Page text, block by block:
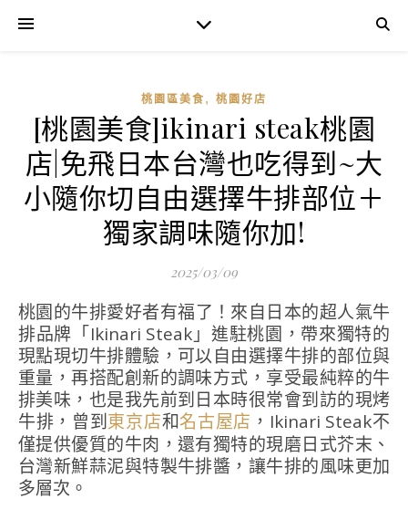
桃園區美食 , 桃園好店
[桃園美食]ikinari steak桃園
店|免飛日本台灣也吃得到~大
小隨你切自由選擇牛排部位＋
獨家調味隨你加!
2025/03/09
桃園的牛排愛好者有福了！來自日本的超人氣牛
排品牌「Ikinari Steak」進駐桃園，帶來獨特的
現點現切牛排體驗，可以自由選擇牛排的部位與
重量，再搭配創新的調味方式，享受最純粹的牛
排美味，也是我先前到日本時很常會到訪的現烤
牛排，曾到東京店和名古屋店 ，Ikinari Steak不
僅提供優質的牛肉，還有獨特的現磨日式芥末、
台灣新鮮蒜泥與特製牛排醬，讓牛排的風味更加
多層次。